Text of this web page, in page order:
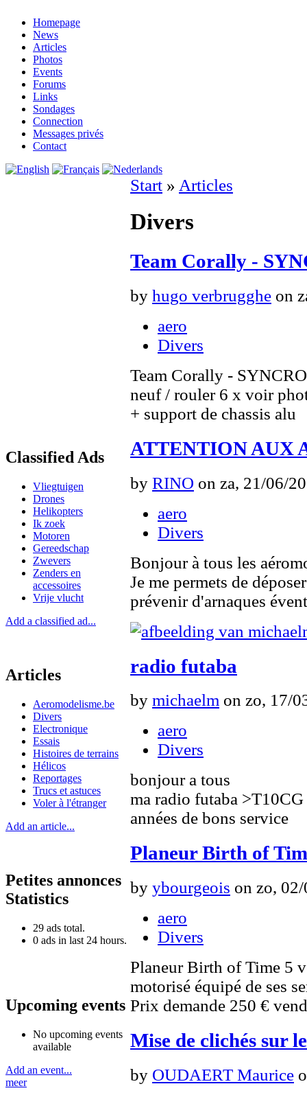
Homepage
News
Articles
Photos
Events
Forums
Links
Sondages
Connection
Messages privés
Contact
Classified Ads
Vliegtuigen
Drones
Helikopters
Ik zoek
Motoren
Gereedschap
Zwevers
Zenders en
accessoires
Vrije vlucht
Add a classified ad...
Articles
Aeromodelisme.be
Divers
Electronique
Essais
Histoires de terrains
Hélicos
Reportages
Trucs et astuces
Voler à l'étranger
Add an article...
Petites annonces
Statistics
29 ads total.
0 ads in last 24 hours.
Upcoming events
No upcoming events
available
Add an event...
meer
Start » Articles
Divers
Team Corally -
by hugo verbrugghe on
aero
Divers
Team Corally -
neuf / rouler 6 x voir
+ support de chassis alu
ATTENTION AUX
by RINO on za, 21/06/
aero
Divers
Bonjour à tous les
Je me permets de
prévenir d'arnaques
radio futaba
by michaelm on zo, 17/
aero
Divers
bonjour a tous
ma radio futaba >T10CG
années de bons service
Planeur Birth of
by ybourgeois on zo,
aero
Divers
Planeur Birth of Time 5
motorisé équipé de ses
Prix demande 250 €
Mise de clichés sur
by OUDAERT Maurice